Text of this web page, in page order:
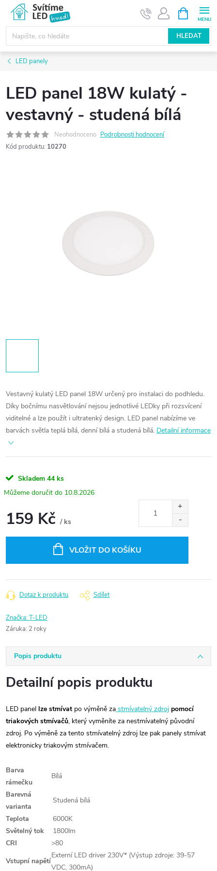
obsah
HLEDAT
NÁKUPNÍ
KOŠÍK
LED panely
LED panel 18W kulatý -
vestavný - studená bílá
Neohodnoceno Podrobnosti hodnocení
Kód produktu: 10270
Vestavný kulatý LED panel 18W určený pro instalaci do podhledu.
Díky bočnímu nasvětlování nejsou jednotlivé LEDky při rozsvícení
viditelné a lze použít i ultratenký design. LED panel nabízíme ve
barvách světla teplá bílá, denní bílá a studená bílá. Detailní informace
Skladem 44 ks
10.8.2026
159 Kč / ks
VLOŽIT DO KOŠÍKU
Dotaz k produktu Sdílet
Značka:T-LED
Záruka: 2 roky
Popis produktu
Detailní popis produktu
LED panel lze stmívat po výměně za stmívatelný zdroj pomocí
triakových stmívačů, který vyměníte za nestmívatelný původní
zdroj. Po výměně za tento stmívatelný zdroj lze pak panely stmívat
elektronicky triakovým stmívačem.
Barva
rámečku
Bílá
Barevná
varianta
Studená bílá
Teplota
6000K
Světelný tok
1800lm
CRI
>80
Vstupní napětí
Externí LED driver 230V* (Výstup zdroje: 39-57
VDC, 300mA)